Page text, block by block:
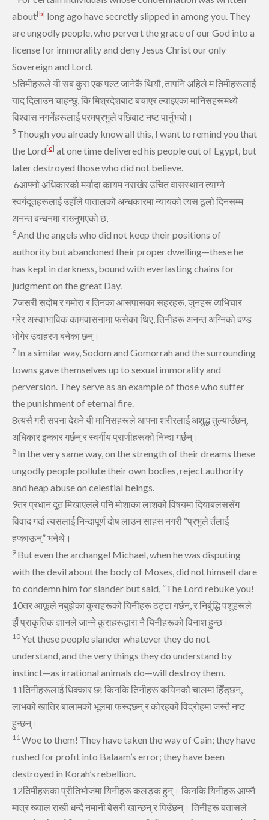
about[b] long ago have secretly slipped in among you. They
are ungodly people, who pervert the grace of our God into a
license for immorality and deny Jesus Christ our only
Sovereign and Lord.
5तिमीहरूले यी सब कुरा एक पल्‍ट जानेकै थियौ, तापनि अहिले म तिमीहरूलाई
याद दिलाउन चाहन्‍छु, कि मिश्रदेशबाट बचाएर ल्‍याइएका मानिसहरूमध्‍ये
विश्‍वास नगर्नेहरूलाई परमप्रभुले पछिबाट नष्‍ट पार्नुभयो।
5 Though you already know all this, I want to remind you that
the Lord[c] at one time delivered his people out of Egypt, but
later destroyed those who did not believe.
6आफ्‍नो अधिकारको मर्यादा कायम नराखेर उचित वासस्‍थान त्‍याग्‍ने
स्‍वर्गदूतहरूलाई उहाँले पातालको अन्‍धकारमा न्‍यायको त्‍यस ठूलो दिनसम्‍म
अनन्‍त बन्‍धनमा राख्‍नुभएको छ,
6And the angels who did not keep their positions of
authority but abandoned their proper dwelling—these he
has kept in darkness, bound with everlasting chains for
judgment on the great Day.
7जसरी सदोम र गमोरा र तिनका आसपासका सहरहरू, जुनहरू व्‍यभिचार
गरेरअस्‍वाभाविक कामवासनामा फसेका थिए, तिनीहरू अनन्‍त अग्‍निको दण्‍ड
भोगेर उदाहरण बनेका छन्‌।
7 In a similar way, Sodom and Gomorrah and the surrounding
towns gave themselves up to sexual immorality and
perversion. They serve as an example of those who suffer
the punishment of eternal fire.
8त्‍यसै गरी सपना देख्‍ने यी मानिसहरूले आफ्‍ना शरीरलाई अशुद्ध तुल्‍याउँछन्,
अधिकार इन्‍कार गर्छन्‌ र स्‍वर्गीय प्राणीहरूको निन्‍दा गर्छन्‌।
8 In the very same way, on the strength of their dreams these
ungodly people pollute their own bodies, reject authority
and heap abuse on celestial beings.
9तर प्रधान दूत मिखाएलले पनि मोशाका लाशको विषयमा दियाबलससँग
विवाद गर्दा त्‍यसलाई निन्‍दापूर्ण दोष लाउन साहस नगरी “प्रभुले तँलाई
हप्‍काऊन्” भनेथे।
9 But even the archangel Michael,when he was disputing
with the devil about the body of Moses,did not himself dare
to condemn him for slander but said, “The Lord rebuke you!
10तर आफूले नबुझेका कुराहरूको यिनीहरू ठट्टा गर्छन्, र निर्बुद्धि पशुहरूले
झैँ प्राकृतिक ज्ञानले जान्‍ने कुराहरूद्वारा नै यिनीहरूको विनाश हुन्‍छ।
10Yet these people slander whatever they do not
understand, and the very things they do understand by
instinct—as irrational animals do—will destroy them.
11तिनीहरूलाई धिक्‍कार छ! किनकि तिनीहरू कयिनको चालमा हिँड्‌छन्,
लाभको खातिर बालामको भूलमा फस्‍दछन्‌ र कोरहको विद्रोहमा जस्‍तै नष्‍ट
हुन्‍छन्‌।
11Woe to them! They have taken the way of Cain; they have
rushed for profit into Balaam’s error; they have been
destroyed in Korah’s rebellion.
12तिमीहरूका प्रीतिभोजमा यिनीहरू कलङ्क हुन्‌। किनकि यिनीहरू आफ्‍नै
मात्र ख्‍याल राखी धन्‍दै नमानी बेसरी खान्‍छन्‌ र पिउँछन्‌। तिनीहरू बतासले